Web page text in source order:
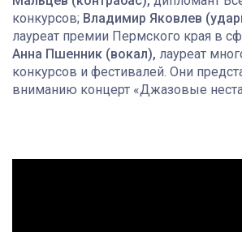
конкурсов; Владимир Яковлев
лауреат премии Пермского края в
Анна Пшенник (вокал), лауреат
конкурсов и фестивалей. Они
вниманию концерт «Джазовые